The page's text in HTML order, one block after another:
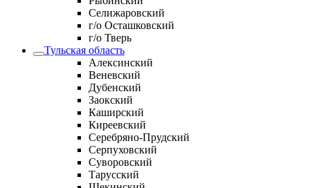
Селижаровский
г/о Осташковский
г/о Тверь
Тульская область
Алексинский
Веневский
Дубенский
Заокский
Каширский
Киреевский
Серебряно-Прудский
Серпуховский
Суворовский
Тарусский